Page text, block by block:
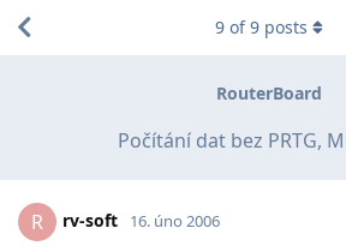
RouterBoard
Počítání dat bez PRTG,
9 of9 posts
R rv-soft 16. úno 2006